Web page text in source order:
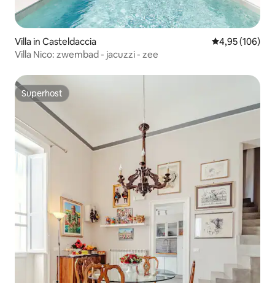
Villa in Casteldaccia Gemiddelde
4,95 (106)
Villa Nico: zwembad - jacuzzi - zee
Superhost
Superhost